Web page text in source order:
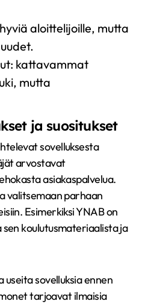
aloittelijoille, mutta
kattavammat
mutta
ja suositukset
sovelluksesta
arvostavat
asiakaspalvelua.
valitsemaan parhaan
Esimerkiksi YNAB on
koulutusmateriaalista ja
useita sovelluksia ennen
tarjoavat ilmaisia